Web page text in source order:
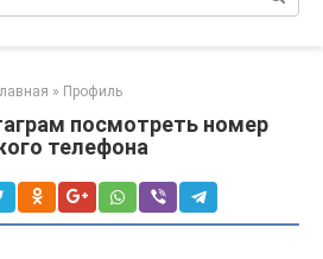
» Профиль
посмотреть номер
телефона